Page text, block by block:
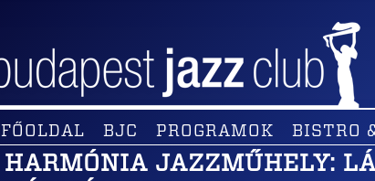
FŐOLDAL BJC PROGRAMOK BISTRO
HARMÓNIA JAZZMŰHELY: